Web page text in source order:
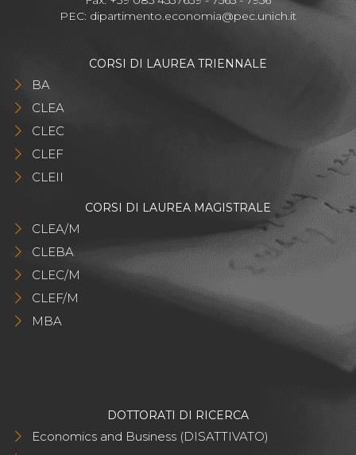
PEC: dipartimento.economia@pec.unich.it
CORSI DI LAUREA TRIENNALE
BA
CLEA
CLEC
CLEF
CLEII
CORSI DI LAUREA MAGISTRALE
CLEA/M
CLEBA
CLEC/M
CLEF/M
MBA
DOTTORATI DI RICERCA
Economics and Business (DISATTIVATO)